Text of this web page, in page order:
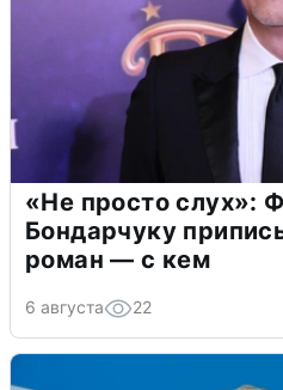
«Не просто слух»:
Бондарчуку
роман — с кем
6 августа 22